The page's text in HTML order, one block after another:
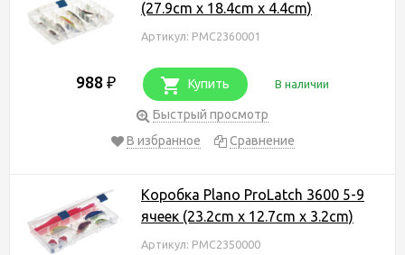
(27.9cm x 18.4cm x 4.4cm)
Артикул: PMC2360001
988 ₽ Купить В наличии
Быстрый просмотр
В избранное
Сравнение
Коробка Plano ProLatch 3600 5-9
ячеек (23.2cm x 12.7cm x 3.2cm)
Артикул: PMC2350000